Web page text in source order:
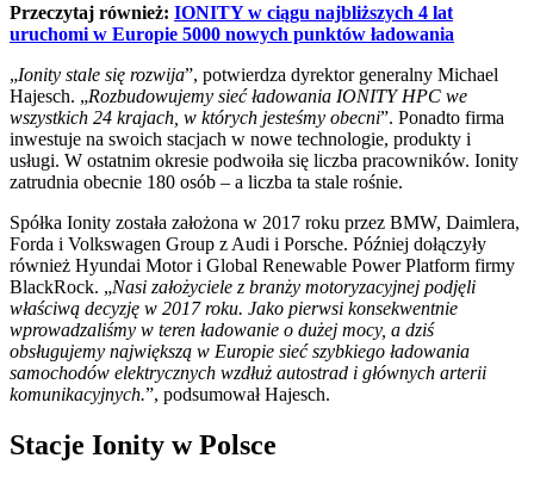
Przeczytaj również: IONITY w ciągu najbliższych 4 lat
uruchomi w Europie 5000 nowych punktów ładowania
„Ionity stale się rozwija”, potwierdza dyrektor generalny Michael
Hajesch. „Rozbudowujemy sieć ładowania IONITY HPC we
wszystkich 24 krajach, w których jesteśmy obecni”. Ponadto firma
inwestuje na swoich stacjach w nowe technologie, produkty i
usługi. W ostatnim okresie podwoiła się liczba pracowników. Ionity
zatrudnia obecnie 180 osób – a liczba ta stale rośnie.
Spółka Ionity została założona w 2017 roku przez BMW, Daimlera,
Forda i Volkswagen Group z Audi i Porsche. Później dołączyły
również Hyundai Motor i Global Renewable Power Platform firmy
BlackRock. „Nasi założyciele z branży motoryzacyjnej podjęli
właściwą decyzję w 2017 roku. Jako pierwsi konsekwentnie
wprowadzaliśmy w teren ładowanie o dużej mocy, a dziś
obsługujemy największą w Europie sieć szybkiego ładowania
samochodów elektrycznych wzdłuż autostrad i głównych arterii
komunikacyjnych.”, podsumował Hajesch.
Stacje Ionity w Polsce